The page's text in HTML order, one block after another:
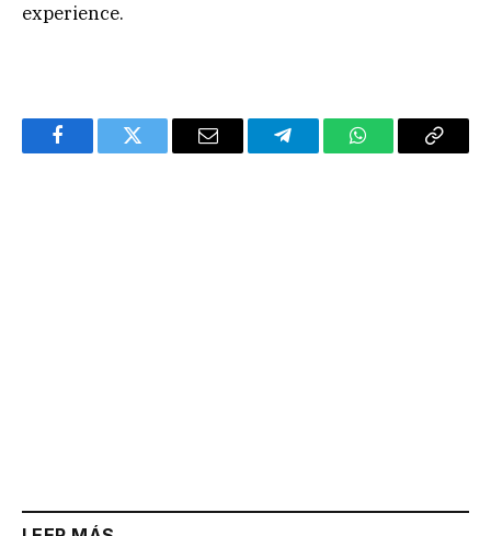
experience.
FacebookTwitter Email TelegramWhatsAppCopy